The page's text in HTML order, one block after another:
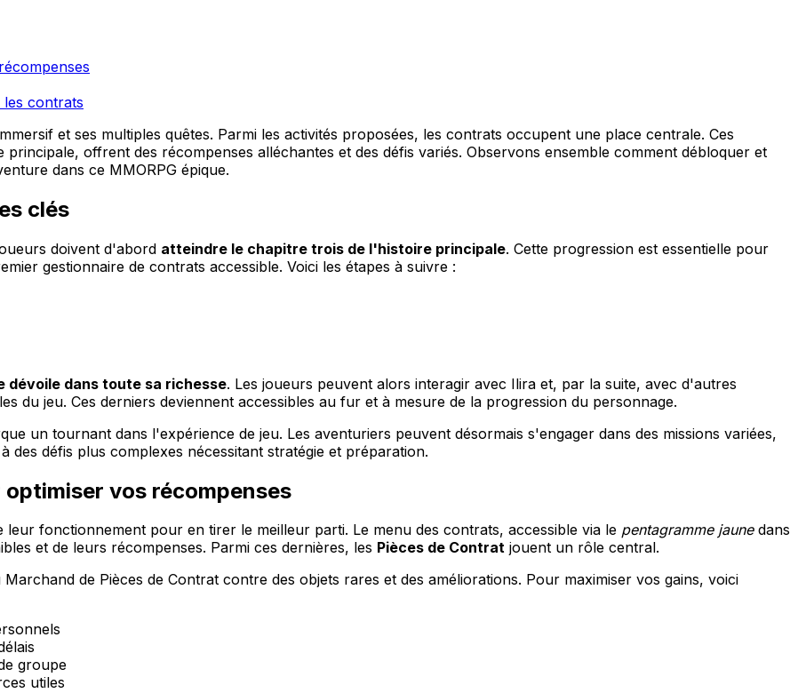
contrats
et ses multiples quêtes. Parmi les activités proposées, les contrats occupent une place centrale. Ces
offrent des récompenses alléchantes et des défis variés. Observons ensemble comment débloquer et
dans ce MMORPG épique.
clés
doivent d'abord atteindre le chapitre trois de l'histoire principale. Cette progression est essentielle pour
gestionnaire de contrats accessible. Voici les étapes à suivre :
dévoile dans toute sa richesse. Les joueurs peuvent alors interagir avec Ilira et, par la suite, avec d'autres
du jeu. Ces derniers deviennent accessibles au fur et à mesure de la progression du personnage.
un tournant dans l'expérience de jeu. Les aventuriers peuvent désormais s'engager dans des missions variées,
des défis plus complexes nécessitant stratégie et préparation.
vos récompenses
fonctionnement pour en tirer le meilleur parti. Le menu des contrats, accessible via le pentagramme jaunedans
et de leurs récompenses. Parmi ces dernières, les Pièces de Contrat jouent un rôle central.
de Pièces de Contrat contre des objets rares et des améliorations. Pour maximiser vos gains, voici
groupe
utiles